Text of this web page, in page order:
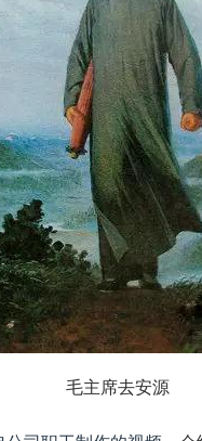
毛主席去安源